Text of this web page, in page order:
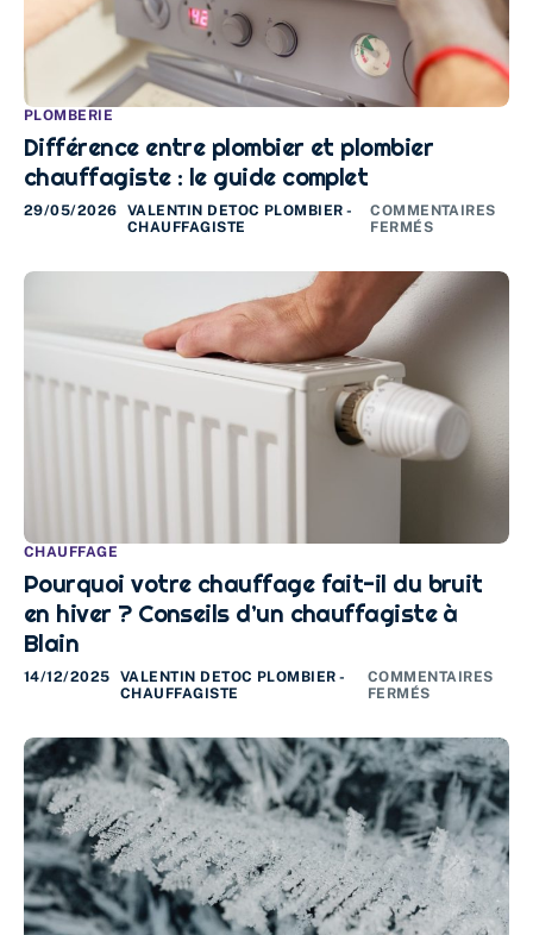
PLOMBERIE
Différence entre plombier et plombier
chauffagiste : le guide complet
29/05/2026
VALENTIN DETOC PLOMBIER -
CHAUFFAGISTE
COMMENTAIRES
FERMÉS
CHAUFFAGE
Pourquoi votre chauffage fait-il du bruit
en hiver ? Conseils d’un chauffagiste à
Blain
14/12/2025
VALENTIN DETOC PLOMBIER -
CHAUFFAGISTE
COMMENTAIRES
FERMÉS